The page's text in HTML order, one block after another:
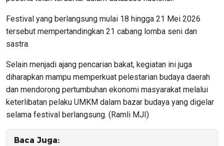
Festival yang berlangsung mulai 18 hingga 21 Mei 2026
tersebut mempertandingkan 21 cabang lomba seni dan
sastra.
Selain menjadi ajang pencarian bakat, kegiatan ini juga
diharapkan mampu memperkuat pelestarian budaya daerah
dan mendorong pertumbuhan ekonomi masyarakat melalui
keterlibatan pelaku UMKM dalam bazar budaya yang digelar
selama festival berlangsung. (Ramli MJI)
Baca Juga: